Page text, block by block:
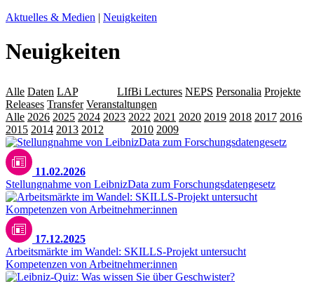
Aktuelles & Medien | Neuigkeiten
Neuigkeiten
Alle Daten LAP LIfBi Lectures NEPS Personalia Projekte
Releases Transfer Veranstaltungen
Alle 2026 2025 2024 2023 2022 2021 2020 2019 2018 2017 2016
2015 2014 2013 2012 2010 2009
11.02.2026
Stellungnahme von LeibnizData zum Forschungsdatengesetz
17.12.2025
Arbeitsmärkte im Wandel: SKILLS-Projekt untersucht
Kompetenzen von Arbeitnehmer:innen